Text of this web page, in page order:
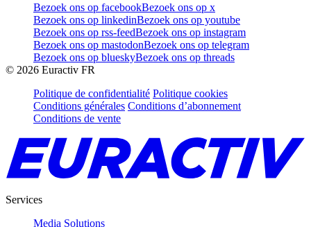
Bezoek ons op facebookBezoek ons op x
Bezoek ons op linkedinBezoek ons op youtube
Bezoek ons op rss-feedBezoek ons op instagram
Bezoek ons op mastodonBezoek ons op telegram
Bezoek ons op blueskyBezoek ons op threads
© 2026 Euractiv FR
Politique de confidentialité Politique cookies
Conditions générales Conditions d’abonnement
Conditions de vente
Services
Media Solutions